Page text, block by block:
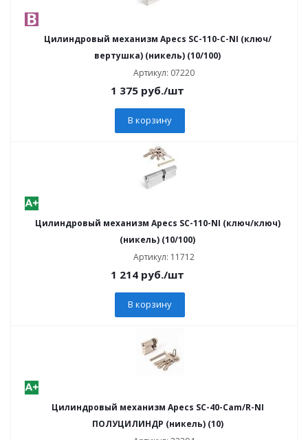
Цилиндровый механизм Apecs SC-110-C-NI (ключ/
вертушка) (никель) (10/100)
Артикул: 07220
1 375руб./шт
В корзину
Цилиндровый механизм Apecs SC-110-NI (ключ/ключ)
(никель) (10/100)
Артикул: 11712
1 214руб./шт
В корзину
Цилиндровый механизм Apecs SC-40-Cam/R-NI
ПОЛУЦИЛИНДР (никель) (10)